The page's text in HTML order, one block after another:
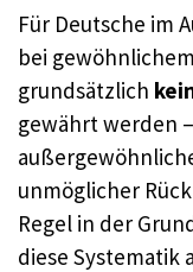
Für Deutsche im
bei
grundsätzlich
gewährt werden
unmöglicher
Regel in der
diese Systematik